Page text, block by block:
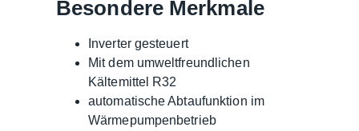
Besondere Merkmale
Inverter gesteuert
Mit dem umweltfreundlichen
Kältemittel R32
automatische Abtaufunktion im
Wärmepumpenbetrieb